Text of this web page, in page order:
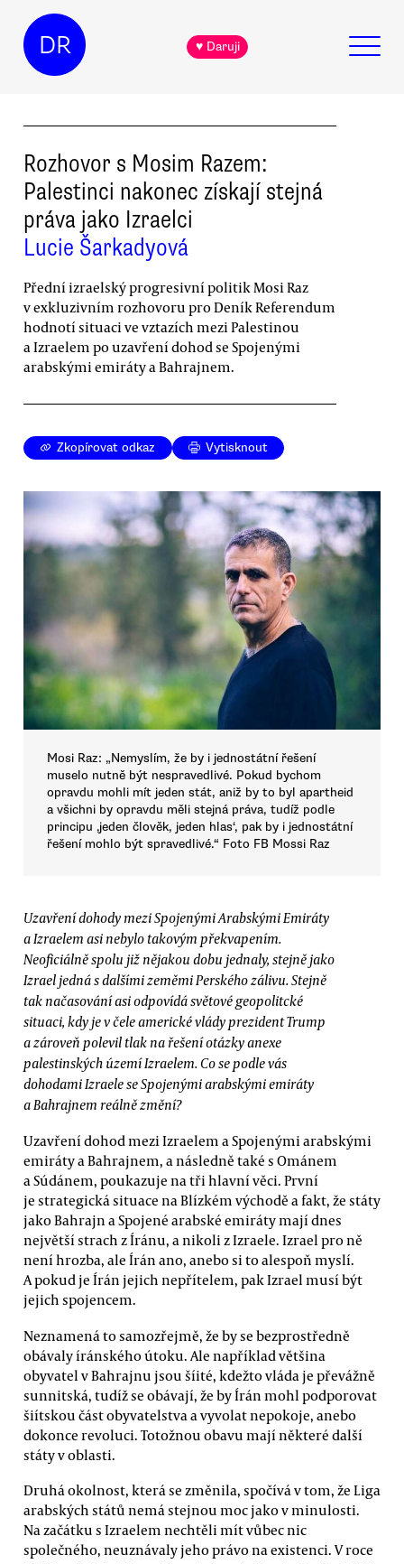
DR ♥ Daruji
Rozhovor s Mosim Razem:
Palestinci nakonec získají stejná
práva jako Izraelci
Lucie Šarkadyová
Přední izraelský progresivní politik Mosi Raz
v exkluzivním rozhovoru pro Deník Referendum
hodnotí situaci ve vztazích mezi Palestinou
a Izraelem po uzavření dohod se Spojenými
arabskými emiráty a Bahrajnem.
Zkopírovat odkaz Vytisknout
Mosi Raz: „Nemyslím, že by i jednostátní řešení
muselo nutně být nespravedlivé. Pokud bychom
opravdu mohli mít jeden stát, aniž by to byl apartheid
a všichni by opravdu měli stejná práva, tudíž podle
principu ‚jeden člověk, jeden hlas‘, pak by i jednostátní
řešení mohlo být spravedlivé.“ Foto FB Mossi Raz
Uzavření dohody mezi Spojenými Arabskými Emiráty
a Izraelem asi nebylo takovým překvapením.
Neoficiálně spolu již nějakou dobu jednaly, stejně jako
Izrael jedná s dalšími zeměmi Perského zálivu. Stejně
tak načasování asi odpovídá světové geopolitcké
situaci, kdy je v čele americké vlády prezident Trump
a zároveň polevil tlak na řešení otázky anexe
palestinských území Izraelem. Co se podle vás
dohodami Izraele se Spojenými arabskými emiráty
a Bahrajnem reálně změní?
Uzavření dohod mezi Izraelem a Spojenými arabskými
emiráty a Bahrajnem, a následně také s Ománem
a Súdánem, poukazuje na tři hlavní věci. První
je strategická situace na Blízkém východě a fakt, že státy
jako Bahrajn a Spojené arabské emiráty mají dnes
největší strach z Íránu, a nikoli z Izraele. Izrael pro ně
není hrozba, ale Írán ano, anebo si to alespoň myslí.
A pokud je Írán jejich nepřítelem, pak Izrael musí být
jejich spojencem.
Neznamená to samozřejmě, že by se bezprostředně
obávaly íránského útoku. Ale například většina
obyvatel v Bahrajnu jsou šíité, kdežto vláda je převážně
sunnitská, tudíž se obávají, že by Írán mohl podporovat
šiítskou část obyvatelstva a vyvolat nepokoje, anebo
dokonce revoluci. Totožnou obavu mají některé další
státy v oblasti.
Druhá okolnost, která se změnila, spočívá v tom, že Liga
arabských států nemá stejnou moc jako v minulosti.
Na začátku s Izraelem nechtěli mít vůbec nic
společného, neuznávaly jeho právo na existenci. V roce